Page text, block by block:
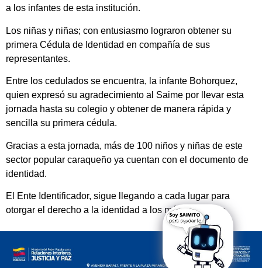
a los infantes de esta institución.
Los niñas y niñas; con entusiasmo lograron obtener su
primera Cédula de Identidad en compañía de sus
representantes.
Entre los cedulados se encuentra, la infante Bohorquez,
quien expresó su agradecimiento al Saime por llevar esta
jornada hasta su colegio y obtener de manera rápida y
sencilla su primera cédula.
Gracias a esta jornada, más de 100 niños y niñas de este
sector popular caraqueño ya cuentan con el documento de
identidad.
El Ente Identificador, sigue llegando a cada lugar para
otorgar el derecho a la identidad a los más pequeños.